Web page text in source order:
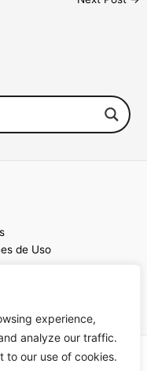
experience,
analyze our traffic.
to our use of cookies.
de Uso
Sin Frontera CC| Web